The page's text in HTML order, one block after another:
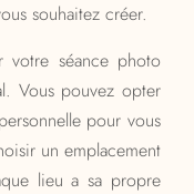
souhaitez créer.
votre séance photo
Vous pouvez opter
pour vous
un emplacement
lieu a sa propre